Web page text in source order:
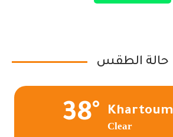
حالة الطقس
Khartoum
Clear
38°